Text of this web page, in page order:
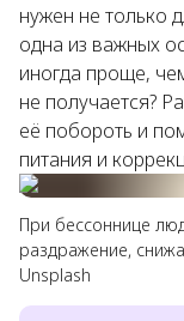
нужен не только
одна из важных
иногда проще,
не получается?
её побороть и
питания и
При бессоннице
раздражение,
Unsplash